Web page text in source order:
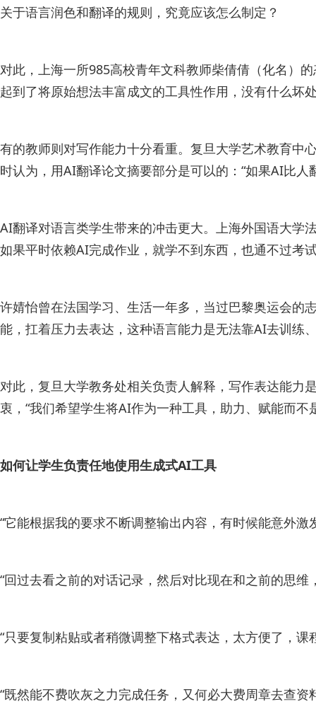
关于语言润色和翻译的规则，究竟应该怎么制定？
对此，上海一所985高校青年文科教师柴倩倩（化名）
起到了将原始想法丰富成文的工具性作用，没有什么坏
有的教师则对写作能力十分看重。复旦大学艺术教育中
时认为，用AI翻译论文摘要部分是可以的：“如果AI比
AI翻译对语言类学生带来的冲击更大。上海外国语大学
如果平时依赖AI完成作业，就学不到东西，也通不过考
许婧怡曾在法国学习、生活一年多，当过巴黎奥运会的
能，扛着压力去表达，这种语言能力是无法靠AI去训练
对此，复旦大学教务处相关负责人解释，写作表达能力
衷，“我们希望学生将AI作为一种工具，助力、赋能而
如何让学生负责任地使用生成式AI工具
“它能根据我的要求不断调整输出内容，有时候能意外激
“回过去看之前的对话记录，然后对比现在和之前的思
“只要复制粘贴或者稍微调整下格式表达，太方便了，
“既然能不费吹灰之力完成任务，又何必大费周章去查